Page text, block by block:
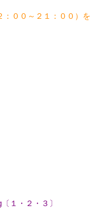
００～２１：００）を
１・２・３〕